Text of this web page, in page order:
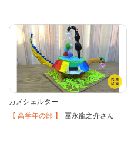
カメシェルター
【 高学年の部 】 冨永龍之介さん